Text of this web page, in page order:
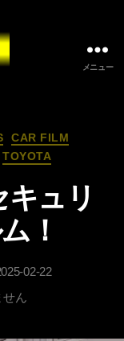
メニュー
CAR FILM
TOYOTA
ュリ
！
02-22
せん